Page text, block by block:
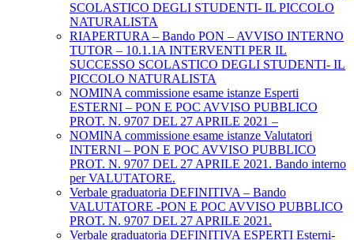
SCOLASTICO DEGLI STUDENTI- IL PICCOLO
NATURALISTA
RIAPERTURA – Bando PON – AVVISO INTERNO
TUTOR – 10.1.1A INTERVENTI PER IL
SUCCESSO SCOLASTICO DEGLI STUDENTI- IL
PICCOLO NATURALISTA
NOMINA commissione esame istanze Esperti
ESTERNI – PON E POC AVVISO PUBBLICO
PROT. N. 9707 DEL 27 APRILE 2021 –
NOMINA commissione esame istanze Valutatori
INTERNI – PON E POC AVVISO PUBBLICO
PROT. N. 9707 DEL 27 APRILE 2021. Bando interno
per VALUTATORE.
Verbale graduatoria DEFINITIVA – Bando
VALUTATORE -PON E POC AVVISO PUBBLICO
PROT. N. 9707 DEL 27 APRILE 2021.
Verbale graduatoria DEFINITIVA ESPERTI Esterni-